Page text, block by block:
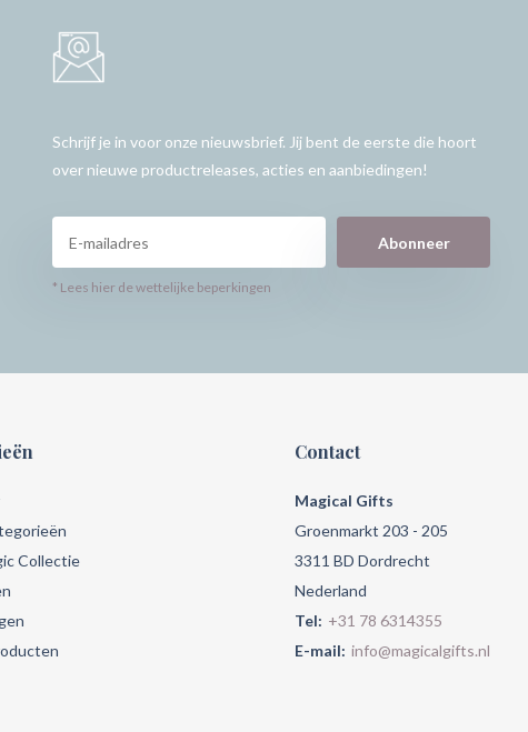
Schrijf je in voor onze nieuwsbrief. Jij bent de eerste die hoort
over nieuwe productreleases, acties en aanbiedingen!
Abonneer
* Lees hier de wettelijke beperkingen
Collectie
Contact
Magical Gifts
Groenmarkt 203 - 205
3311 BD Dordrecht
Nederland
Tel: +31 78 6314355
E-mail: info@magicalgifts.nl